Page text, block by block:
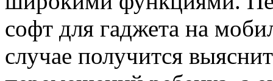
софт для гаджета на
случае получится